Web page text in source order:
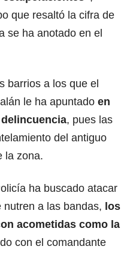
que resaltó la cifra de
se ha anotado en el
barrios a los que el
le ha apuntado en
, pues las
del antiguo
la zona.
ha buscado atacar
a las bandas, los
acometidas como la
con el comandante